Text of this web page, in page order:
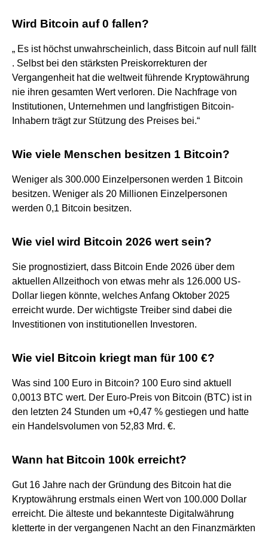
Wird Bitcoin auf 0 fallen?
„ Es ist höchst unwahrscheinlich, dass Bitcoin auf null fällt
. Selbst bei den stärksten Preiskorrekturen der
Vergangenheit hat die weltweit führende Kryptowährung
nie ihren gesamten Wert verloren. Die Nachfrage von
Institutionen, Unternehmen und langfristigen Bitcoin-
Inhabern trägt zur Stützung des Preises bei.“
Wie viele Menschen besitzen 1 Bitcoin?
Weniger als 300.000 Einzelpersonen werden 1 Bitcoin
besitzen. Weniger als 20 Millionen Einzelpersonen
werden 0,1 Bitcoin besitzen.
Wie viel wird Bitcoin 2026 wert sein?
Sie prognostiziert, dass Bitcoin Ende 2026 über dem
aktuellen Allzeithoch von etwas mehr als 126.000 US-
Dollar liegen könnte, welches Anfang Oktober 2025
erreicht wurde. Der wichtigste Treiber sind dabei die
Investitionen von institutionellen Investoren.
Wie viel Bitcoin kriegt man für 100 €?
Was sind 100 Euro in Bitcoin? 100 Euro sind aktuell
0,0013 BTC wert. Der Euro-Preis von Bitcoin (BTC) ist in
den letzten 24 Stunden um +0,47 % gestiegen und hatte
ein Handelsvolumen von 52,83 Mrd. €.
Wann hat Bitcoin 100k erreicht?
Gut 16 Jahre nach der Gründung des Bitcoin hat die
Kryptowährung erstmals einen Wert von 100.000 Dollar
erreicht. Die älteste und bekannteste Digitalwährung
kletterte in der vergangenen Nacht an den Finanzmärkten